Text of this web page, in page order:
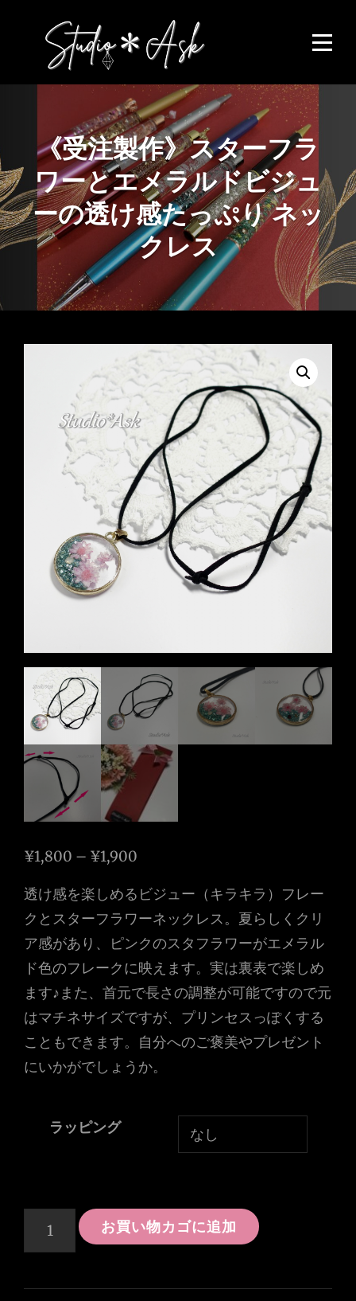
content
《受注製作》スターフラ
ワーとエメラルドビジュ
ーの透け感たっぷり ネッ
クレス
¥1,800 – ¥1,900
帯:
¥1,800
–
¥1,900
透け感を楽しめるビジュー（キラキラ）フレー
クとスターフラワーネックレス。夏らしくクリ
ア感があり、ピンクのスタフラワーがエメラル
ド色のフレークに映えます。実は裏表で楽しめ
ます♪また、首元で長さの調整が可能ですので元
はマチネサイズですが、プリンセスっぽくする
こともできます。自分へのご褒美やプレゼント
にいかがでしょうか。
ラッピング
作》
お買い物カゴに追加